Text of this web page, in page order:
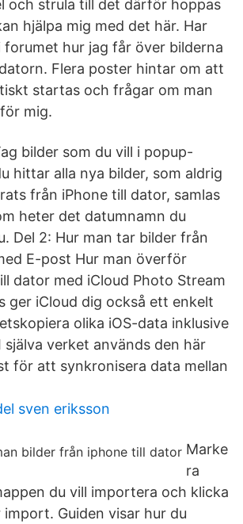
och strula till det därför hoppas
hjälpa mig med det här. Har
forumet hur jag får över bilderna
Flera poster hintar om att
startas och frågar om man
mig.
bilder som du vill i popup-
hittar alla nya bilder, som aldrig
från iPhone till dator, samlas
heter det datumnamn du
Del 2: Hur man tar bilder från
E-post Hur man överför
dator med iCloud Photo Stream
ger iCloud dig också ett enkelt
olika iOS-data inklusive
själva verket används den här
för att synkronisera data mellan
sven eriksson
Marke
ra
du vill importera och klicka
import. Guiden visar hur du